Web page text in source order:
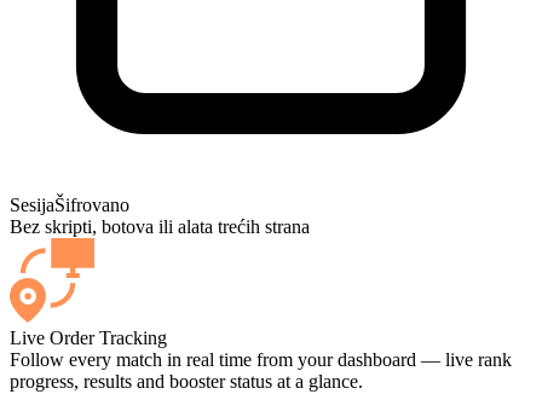
SesijaŠifrovano
Bez skripti, botova ili alata trećih strana
Live Order Tracking
Follow every match in real time from your dashboard — live rank
progress, results and booster status at a glance.